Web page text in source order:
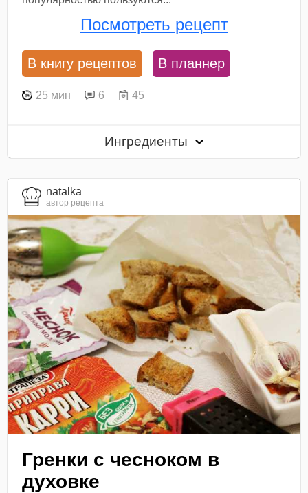
Посмотреть рецепт
В книгу рецептов В планнер
25 мин 6 45
Ингредиенты
natalka
автор рецепта
Гренки с чесноком в
духовке